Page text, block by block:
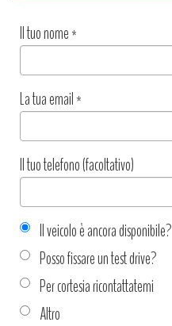
Il tuo nome*
La tua email*
Il tuo telefono (facoltativo)
Il veicolo è ancora disponibile?
Posso fissare un test drive?
Per cortesia ricontattatemi
Altro